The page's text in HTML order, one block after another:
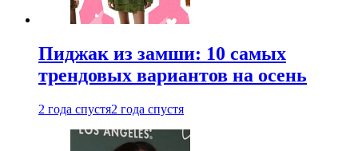
Пиджак из замши: 10 самых
трендовых вариантов на осень
2 года спустя2 года спустя